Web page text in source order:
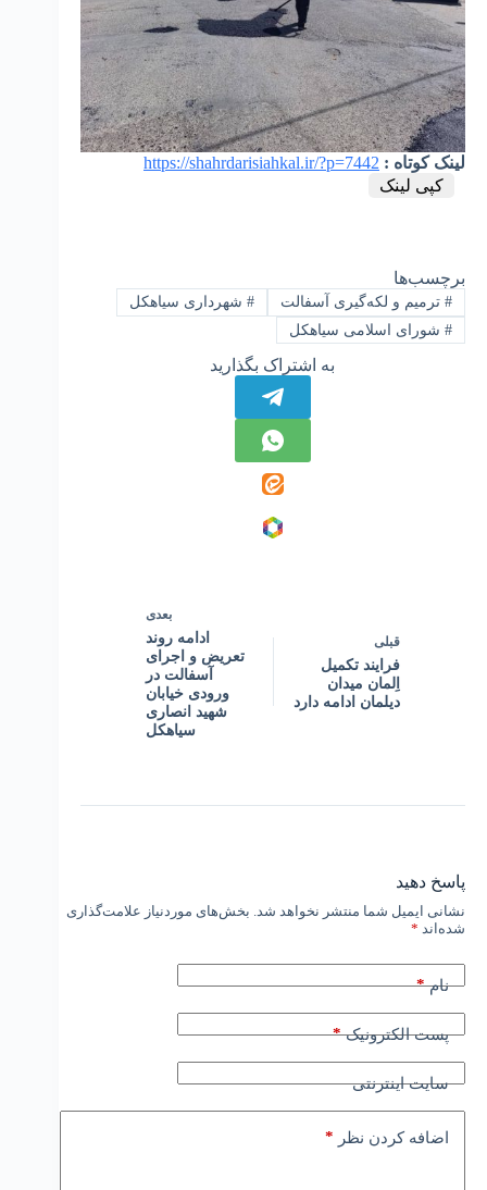
لینک کوتاه : https://shahrdarisiahkal.ir/?p=7442
کپی لینک
برچسب‌ها
#ترمیم و لکه‌گیری آسفالت #شهرداری سیاهکل
#شورای اسلامی سیاهکل
به اشتراک بگذارید
قبلی
فرایند تکمیل
اِلمان میدان
دیلمان ادامه دارد
بعدی
ادامه روند
تعریض و اجرای
آسفالت در
ورودی خیابان
شهید انصاری
سیاهکل
پاسخ دهید
نشانی ایمیل شما منتشر نخواهد شد. بخش‌های موردنیاز علامت‌گذاری
شده‌اند *
نام*
پست الکترونیک*
سایت اینترنتی
اضافه کردن نظر *